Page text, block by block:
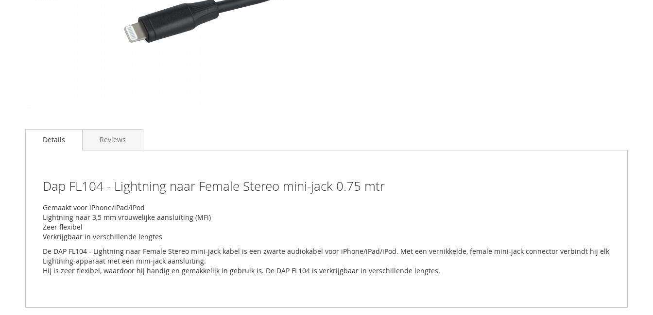
Details Reviews
Dap FL104 - Lightning naar Female Stereo mini-jack 0.75 mtr
Gemaakt voor iPhone/iPad/iPod
Lightning naar 3,5 mm vrouwelijke aansluiting (MFi)
Zeer flexibel
Verkrijgbaar in verschillende lengtes
De DAP FL104 - Lightning naar Female Stereo mini-jack kabel is een zwarte audiokabel voor iPhone/iPad/iPod. Met een vernikkelde, female mini-jack connector verbindt hij elk
Lightning-apparaat met een mini-jack aansluiting.
Hij is zeer flexibel, waardoor hij handig en gemakkelijk in gebruik is. De DAP FL104 is verkrijgbaar in verschillende lengtes.